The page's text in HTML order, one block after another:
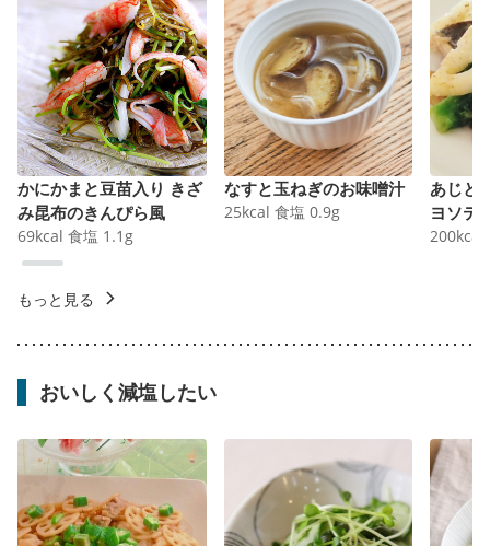
かにかまと豆苗入り きざ
み昆布のきんぴら風
69kcal 食塩 1.1 g
なすと玉ねぎのお味噌汁
25kcal 食塩 0.9g
あじと
ヨソテ
200kcal
もっと見る
おいしく減塩したい